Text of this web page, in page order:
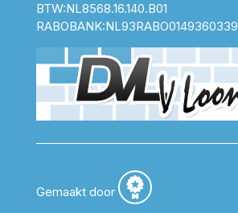
BTW:NL8568.16.140.B01
RABOBANK:NL93RABO0149360339
Gemaakt door